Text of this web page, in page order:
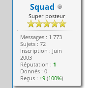
Squad
Super posteur
Messages : 1 773
Sujets : 72
Inscription : Juin
2003
Réputation : 1
Donnés : 0
Reçus :+9 (100%)